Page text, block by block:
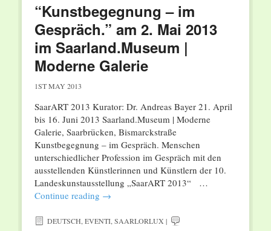
“Kunstbegegnung – im
Gespräch.” am 2. Mai 2013
im Saarland.Museum |
Moderne Galerie
1ST MAY 2013
SaarART 2013 Kurator: Dr. Andreas Bayer 21. April
bis 16. Juni 2013 Saarland.Museum | Moderne
Galerie, Saarbrücken, Bismarckstraße
Kunstbegegnung – im Gespräch. Menschen
unterschiedlicher Profession im Gespräch mit den
ausstellenden Künstlerinnen und Künstlern der 10.
Landeskunstausstellung „SaarART 2013“ …
Continue reading →
DEUTSCH,EVENTI,SAARLORLUX |